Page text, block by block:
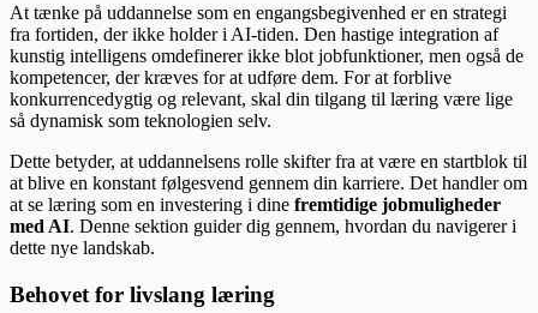
At tænke på uddannelse som en engangsbegivenhed er en strategi
fra fortiden, der ikke holder i AI-tiden. Den hastige integration af
kunstig intelligens omdefinerer ikke blot jobfunktioner, men også de
kompetencer, der kræves for at udføre dem. For at forblive
konkurrencedygtig og relevant, skal din tilgang til læring være lige
så dynamisk som teknologien selv.
Dette betyder, at uddannelsens rolle skifter fra at være en startblok til
at blive en konstant følgesvend gennem din karriere. Det handler om
at se læring som en investering i dine fremtidige jobmuligheder
med AI. Denne sektion guider dig gennem, hvordan du navigerer i
dette nye landskab.
Behovet for livslang læring